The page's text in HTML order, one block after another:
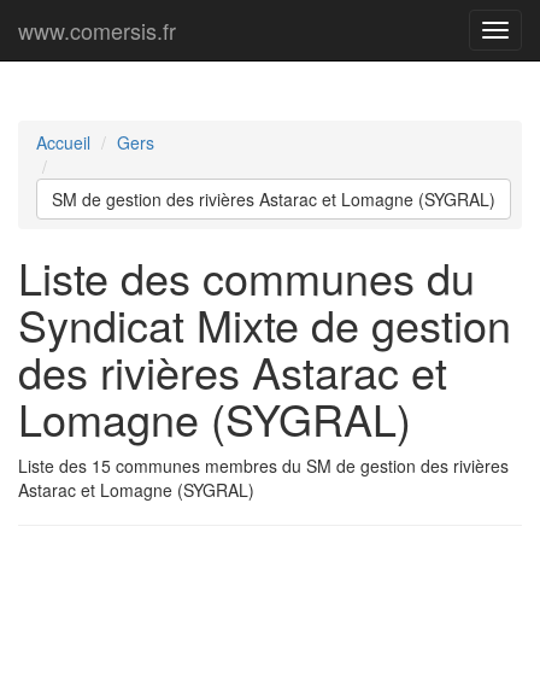
Menu
www.comersis.fr
Accueil Gers
SM de gestion des rivières Astarac et Lomagne (SYGRAL)
Liste des communes du
Syndicat Mixte de gestion
des rivières Astarac et
Lomagne (SYGRAL)
Liste des 15 communes membres du SM de gestion des rivières
Astarac et Lomagne (SYGRAL)